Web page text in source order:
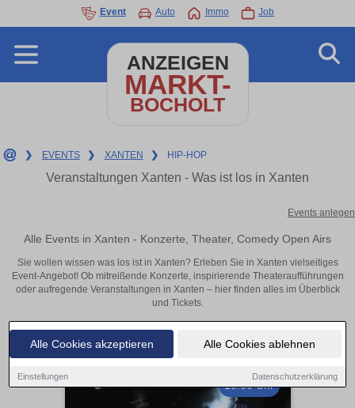
Alle Cookies akzeptieren Alle Cookies ablehnen
Einstellungen Datenschutzerklärung
Event Auto Immo Job
ANZEIGEN
MARKT-
BOCHOLT
❯ EVENTS ❯ XANTEN ❯ HIP-HOP
Veranstaltungen Xanten - Was ist los in Xanten
Events anlegen
Alle Events in Xanten - Konzerte, Theater, Comedy Open Airs
Sie wollen wissen was los ist in Xanten? Erleben Sie in Xanten vielseitiges
Event-Angebot! Ob mitreißende Konzerte, inspirierende Theateraufführungen
oder aufregende Veranstaltungen in Xanten – hier finden alles im Überblick
und Tickets.
19:00 Uhr